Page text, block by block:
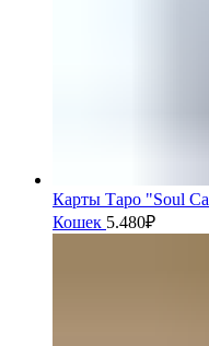
Карты Таро "Soul
Кошек 5.480₽